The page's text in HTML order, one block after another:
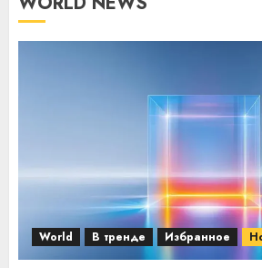
World В тренде Избранное